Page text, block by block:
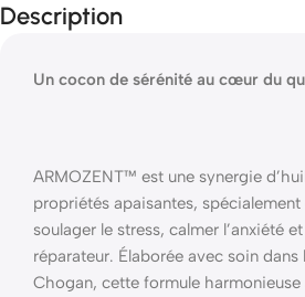
Description
Un cocon de sérénité au cœur du
ARMOZENT™ est une synergie
propriétés apaisantes,
soulager le stress, calmer l’anxiété
réparateur. Élaborée avec soin
Chogan, cette formule